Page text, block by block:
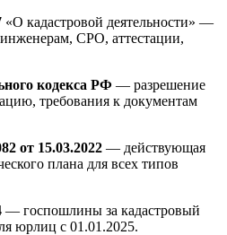
«О кадастровой деятельности» —
СРО, аттестации,
кодекса РФ — разрешение
требования к документам
от 15.03.2022 — действующая
плана для всех типов
— госпошлины за кадастровый
юрлиц с 01.01.2025.